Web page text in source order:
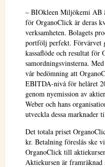
– BIOkleen Miljökemi AB
för OrganoClick är deras
verksamheten. Bolagets
portfölj perfekt. Förvärvet
kassaflöde och resultat för
samordningsvinsterna.
vår bedömning att
EBITDA-nivå för helåret
genom nyemission av
Weber och hans
utveckla dessa marknader
Det totala priset
kr. Betalning föreslås ske
OrganoClick till
Aktiekursen är